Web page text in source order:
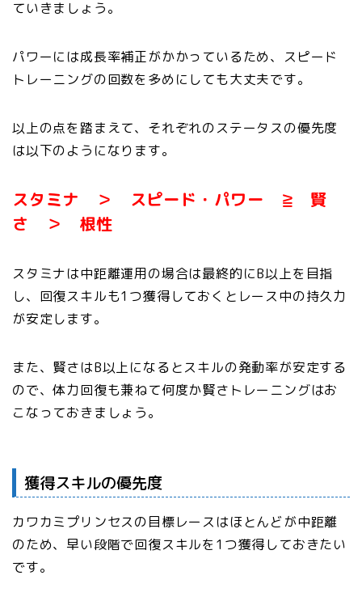
ていきましょう。
パワーには成長率補正がかかっているため、スピード
トレーニングの回数を多めにしても大丈夫です。
以上の点を踏まえて、それぞれのステータスの優先度
は以下のようになります。
スタミナ ＞ スピード・パワー ≧ 賢
さ ＞ 根性
スタミナは中距離運用の場合は最終的にB以上を目指
し、回復スキルも1つ獲得しておくとレース中の持久力
が安定します。
また、賢さはB以上になるとスキルの発動率が安定する
ので、体力回復も兼ねて何度か賢さトレーニングはお
こなっておきましょう。
獲得スキルの優先度
カワカミプリンセスの目標レースはほとんどが中距離
のため、早い段階で回復スキルを1つ獲得しておきたい
です。